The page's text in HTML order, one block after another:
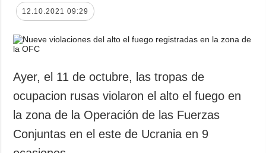
Reconstrucción
Política
Defensa
Sociedad y
Cultura
Deportes
privacidad y
protección de
12.10.2021 09:29
Ayer, el 11 de octubre, las tropas de
ocupacion rusas violaron el alto el fuego en
la zona de la Operación de las Fuerzas
Conjuntas en el este de Ucrania en 9